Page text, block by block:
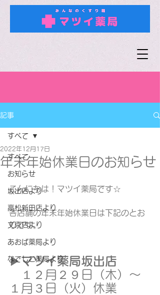
記事
すべて
お知らせ
坂出店より
高松新田店より
文京店より
あおば薬局より
なでしこ薬局より
すべて
年末年始休業日のお知らせ
2022年12月17日
こんにちは！マツイ薬局です☆
各店舗の年末年始休業日は下記のとお
りです。
▶マツイ薬局坂出店
１２月２９日（木）〜
１月３日（火）休業